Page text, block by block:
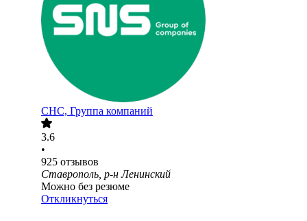
СНС, Группа компаний
3.6
•
925 отзывов
Ставрополь, р-н Ленинский
Можно без резюме
Откликнуться